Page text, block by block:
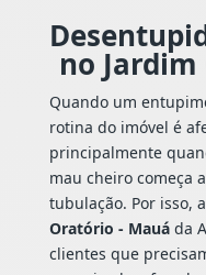
no
Quando um
rotina do imóvel é
principalmente
mau cheiro começa
tubulação. Por isso, a
Oratório - Mauáda
clientes que